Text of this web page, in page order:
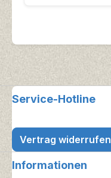
Service-Hotline
Vertrag widerrufen
Informationen